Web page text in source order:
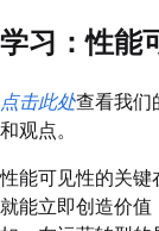
学习：性能
点击此处查看我们
和观点。
性能可见性的关键
就能立即创造价值